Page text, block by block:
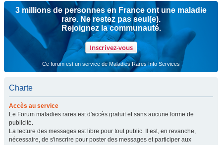
3 millions de personnes en France ont une maladie
rare. Ne restez pas seul(e).
Rejoignez la communauté.
Inscrivez-vous
Ce forum est un service de Maladies Rares Info Services
Charte
Accès au service
Le Forum maladies rares est d'accès gratuit et sans aucune forme de
publicité.
La lecture des messages est libre pour tout public. Il est, en revanche,
nécessaire, de s'inscrire pour poster des messages et participer aux